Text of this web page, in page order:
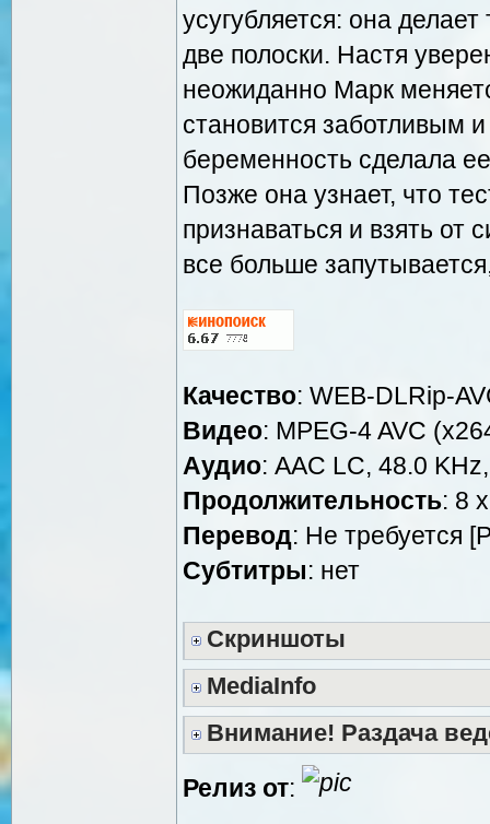
усугубляется: она
две полоски. Настя
неожиданно Марк
становится заботливым
беременность сделала
Позже она узнает, что
признаваться и взять
все больше
Качество: WEB-DLRip-
Видео: MPEG-4 AVC
Аудио: AAC LC, 48.0
Продолжительность: 8
Перевод: Не требуется
Cубтитры: нет
Скриншоты
MediaInfo
Внимание! Раздача
Релиз от: